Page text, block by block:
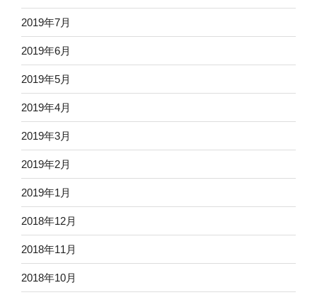
2019年7月
2019年6月
2019年5月
2019年4月
2019年3月
2019年2月
2019年1月
2018年12月
2018年11月
2018年10月